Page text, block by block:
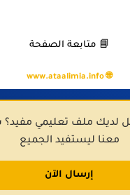
📘 متابعة الصفحة
🌐 www.ataalimia.info
لديك ملف تعليمي مفيد؟
معنا ليستفيد الجميع
إرسال الآن